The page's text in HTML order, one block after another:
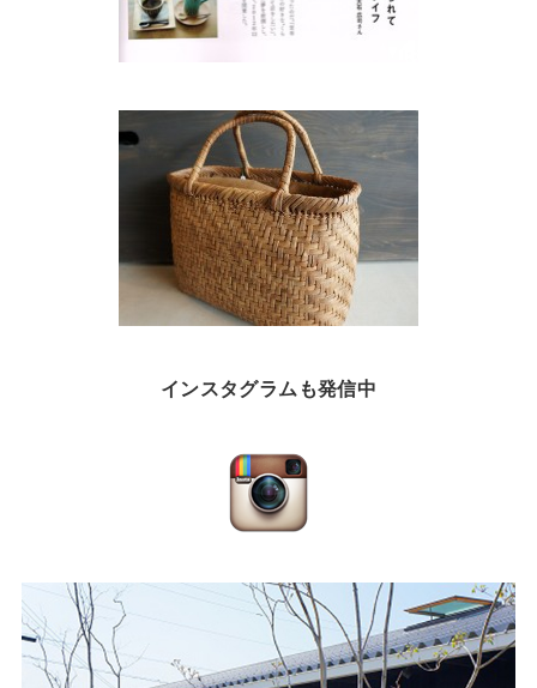
インスタグラムも発信中